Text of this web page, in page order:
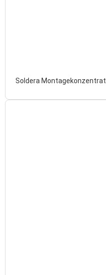
Soldera Montagekonzentrat